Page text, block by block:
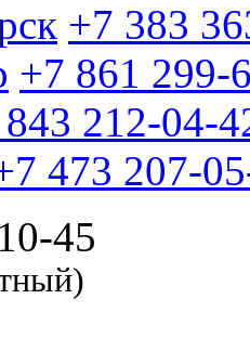
+7 383
+7 861 299-
212-04-
473 207-
45